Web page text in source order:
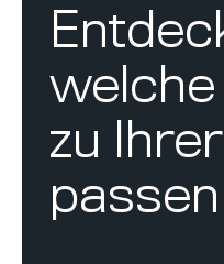
zu
passen